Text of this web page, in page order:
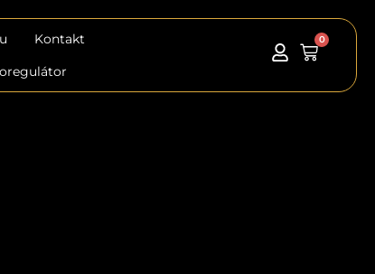
Kontakt
0
Košík